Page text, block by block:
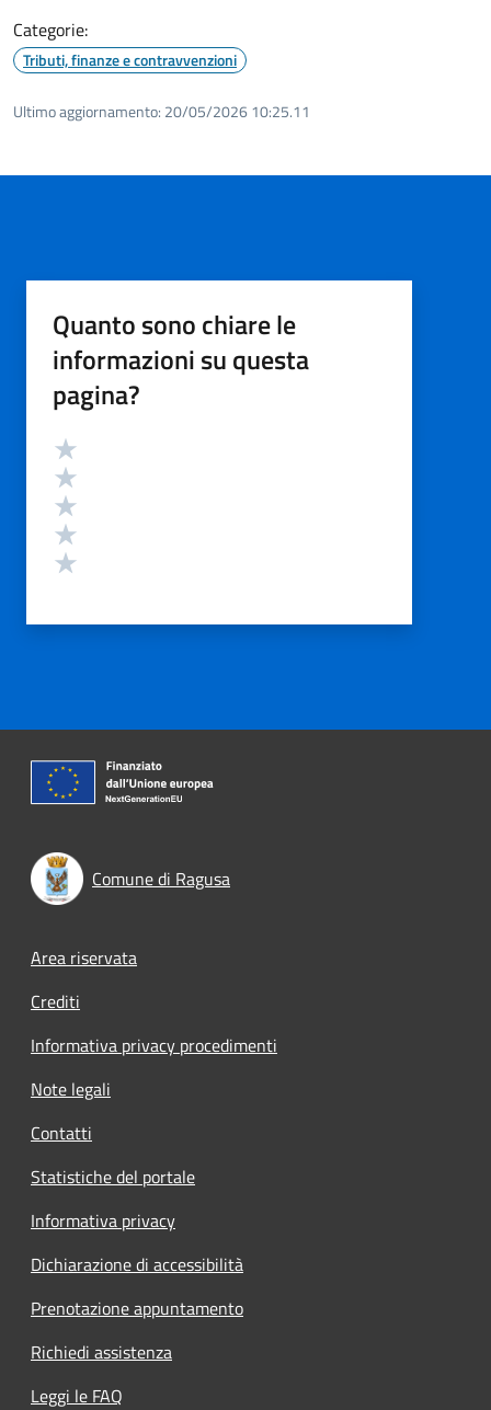
Categorie:
Tributi, finanze e contravvenzioni
Ultimo aggiornamento: 20/05/2026 10:25.11
Quanto sono chiare le
informazioni su questa
pagina?
Valutazione
Comune di Ragusa
Footer menu
Area riservata
Crediti
Informativa privacy procedimenti
Note legali
Contatti
Statistiche del portale
Informativa privacy
Dichiarazione di accessibilità
Prenotazione appuntamento
Richiedi assistenza
Leggi le FAQ